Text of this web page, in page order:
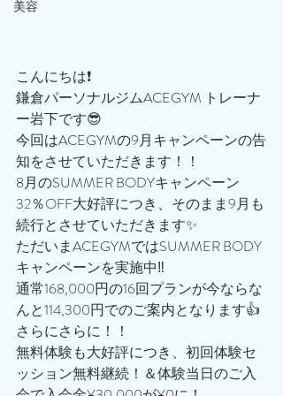
美容
こんにちは❗️
鎌倉パーソナルジムACEGYM トレーナ
ー岩下です😎
今回はACEGYMの9月キャンペーンの告
知をさせていただきます！！
8月のSUMMER BODYキャンペーン
32％OFF大好評につき、そのまま9月も
続行とさせていただきます✨
ただいまACEGYMではSUMMER BODY
キャンペーンを実施中‼️
通常168,000円の16回プランが今ならな
んと114,300円でのご案内となります👍
さらにさらに！！
無料体験も大好評につき、初回体験セ
ッション無料継続！＆体験当日のご入